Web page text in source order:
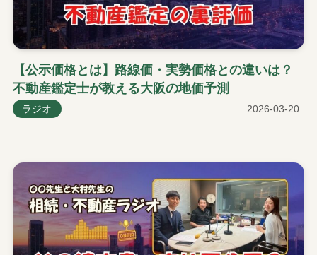
【公示価格とは】路線価・実勢価格との違いは？
不動産鑑定士が教える大阪の地価予測
2026-03-20
ラジオ